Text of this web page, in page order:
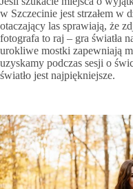
w Szczecinie jest strzałem w
otaczający las sprawiają, że
fotografa to raj – gra światła
urokliwe mostki zapewniają
uzyskamy podczas sesji o
światło jest najpiękniejsze.